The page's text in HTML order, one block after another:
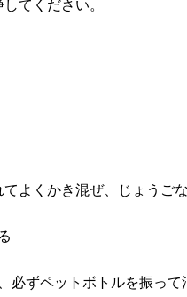
てください。
よくかき混ぜ、じょうご
必ずペットボトルを振って